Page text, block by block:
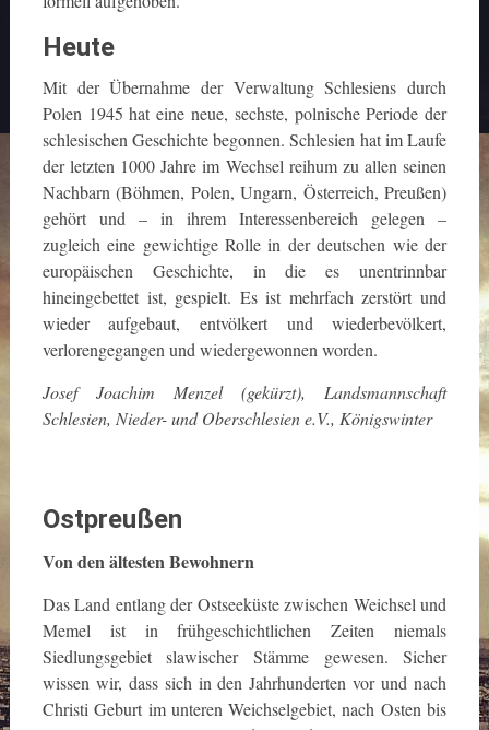
Heute
Mit der Übernahme der Verwaltung Schlesiens durch
Polen 1945 hat eine neue, sechste, polnische Periode der
schlesischen Geschichte begonnen. Schlesien hat im Laufe
der letzten 1000 Jahre im Wechsel reihum zu allen seinen
Nachbarn (Böhmen, Polen, Ungarn, Österreich, Preußen)
gehört und – in ihrem Interessenbereich gelegen –
zugleich eine gewichtige Rolle in der deutschen wie der
europäischen Geschichte, in die es unentrinnbar
hineingebettet ist, gespielt. Es ist mehrfach zerstört und
wieder aufgebaut, entvölkert und wiederbevölkert,
verlorengegangen und wiedergewonnen worden.
Josef Joachim Menzel (gekürzt), Landsmannschaft
Schlesien, Nieder- und Oberschlesien e.V., Königswinter
Ostpreußen
Von den ältesten Bewohnern
Das Land entlang der Ostseeküste zwischen Weichsel und
Memel ist in frühgeschichtlichen Zeiten niemals
Siedlungsgebiet slawischer Stämme gewesen. Sicher
wissen wir, dass sich in den Jahrhunderten vor und nach
Christi Geburt im unteren Weichselgebiet, nach Osten bis